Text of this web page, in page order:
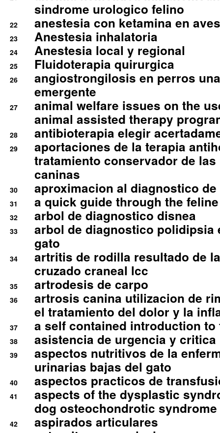
sindrome urologico felino
22 anestesia con ketamina en
23 Anestesia inhalatoria
24 Anestesia local y regional
25 Fluidoterapia quirurgica
26
angiostrongilosis en perros
emergente
27
animal welfare issues on the
animal assisted therapy
28 antibioterapia elegir
29
aportaciones de la terapia
tratamiento conservador de
caninas
30 aproximacion al diagnostico
31 a quick guide through the
32 arbol de diagnostico disnea
33
arbol de diagnostico polidipsia
gato
34
artritis de rodilla resultado de
cruzado craneal lcc
35 artrodesis de carpo
36
artrosis canina utilizacion de
el tratamiento del dolor y la
37 a self contained introduction
38 asistencia de urgencia y
39
aspectos nutritivos de la
urinarias bajas del gato
40 aspectos practicos de
41
aspects of the dysplastic
dog osteochondrotic syndrome
42 aspirados articulares